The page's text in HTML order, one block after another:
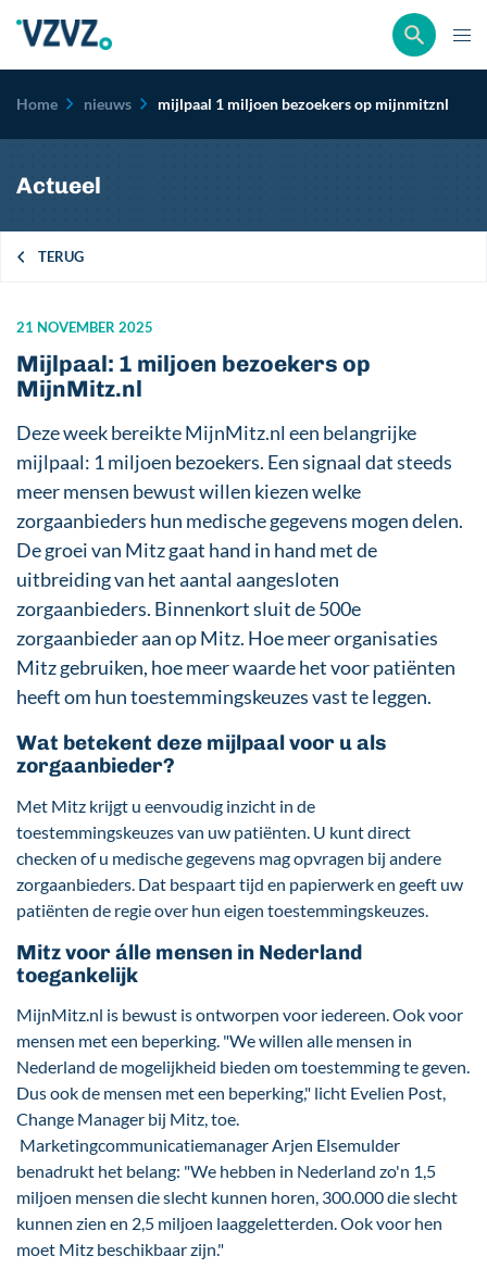
Kruimelpad
Home nieuws mijlpaal 1 miljoen bezoekers op mijnmitznl
Actueel
TERUG
21 NOVEMBER 2025
Mijlpaal: 1 miljoen bezoekers op
MijnMitz.nl
Deze week bereikte MijnMitz.nl een belangrijke
mijlpaal: 1 miljoen bezoekers. Een signaal dat steeds
meer mensen bewust willen kiezen welke
zorgaanbieders hun medische gegevens mogen delen.
De groei van Mitz gaat hand in hand met de
uitbreiding van het aantal aangesloten
zorgaanbieders. Binnenkort sluit de 500e
zorgaanbieder aan op Mitz. Hoe meer organisaties
Mitz gebruiken, hoe meer waarde het voor patiënten
heeft om hun toestemmingskeuzes vast te leggen.
Wat betekent deze mijlpaal voor u als
zorgaanbieder?
Met Mitz krijgt u eenvoudig inzicht in de
toestemmingskeuzes van uw patiënten. U kunt direct
checken of u medische gegevens mag opvragen bij andere
zorgaanbieders. Dat bespaart tijd en papierwerk en geeft uw
patiënten de regie over hun eigen toestemmingskeuzes.
Mitz voor álle mensen in Nederland
toegankelijk
MijnMitz.nl is bewust is ontworpen voor iedereen. Ook voor
mensen met een beperking. "We willen alle mensen in
Nederland de mogelijkheid bieden om toestemming te geven.
Dus ook de mensen met een beperking," licht Evelien Post,
Change Manager bij Mitz, toe.
Marketingcommunicatiemanager Arjen Elsemulder
benadrukt het belang: "We hebben in Nederland zo'n 1,5
miljoen mensen die slecht kunnen horen, 300.000 die slecht
kunnen zien en 2,5 miljoen laaggeletterden. Ook voor hen
moet Mitz beschikbaar zijn."